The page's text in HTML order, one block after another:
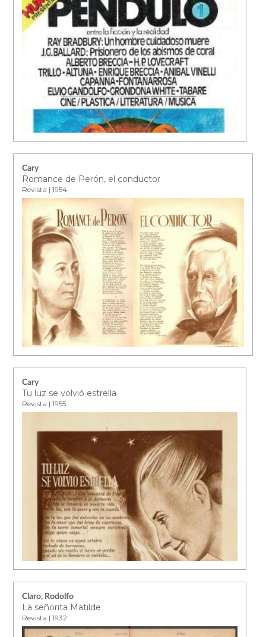
Cary
Romance de Perón, el conductor
Revista | 1954
Cary
Tu luz se volvió estrella
Revista | 1955
Claro, Rodolfo
La señorita Matilde
Revista | 1932